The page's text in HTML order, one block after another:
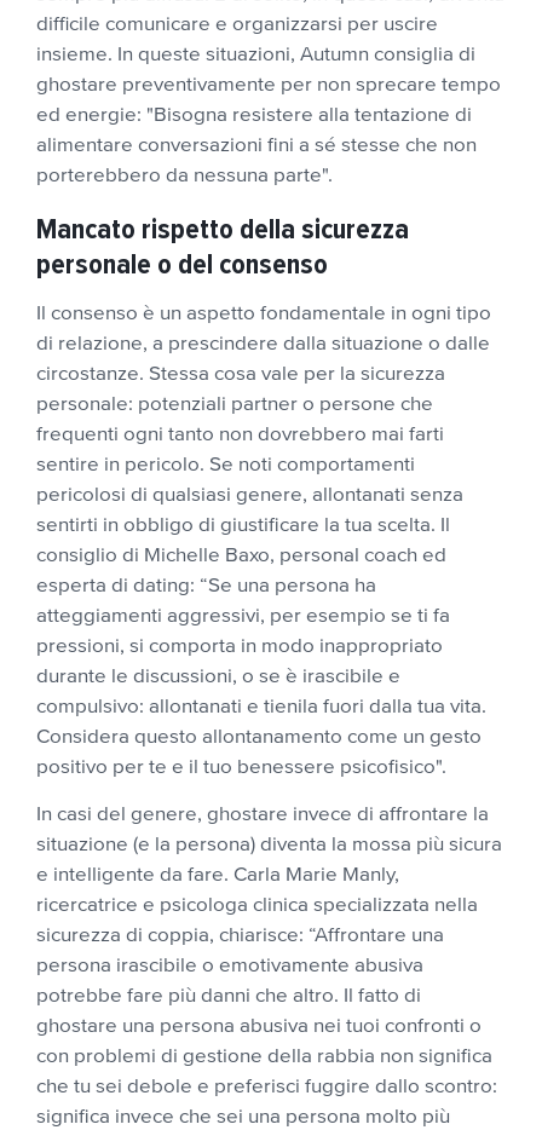
difficile comunicare e organizzarsi per uscire
insieme. In queste situazioni, Autumn consiglia di
ghostare preventivamente per non sprecare tempo
ed energie: "Bisogna resistere alla tentazione di
alimentare conversazioni fini a sé stesse che non
porterebbero da nessuna parte".
Mancato rispetto della sicurezza
personale o del consenso
Il consenso è un aspetto fondamentale in ogni tipo
di relazione, a prescindere dalla situazione o dalle
circostanze. Stessa cosa vale per la sicurezza
personale: potenziali partner o persone che
frequenti ogni tanto non dovrebbero mai farti
sentire in pericolo. Se noti comportamenti
pericolosi di qualsiasi genere, allontanati senza
sentirti in obbligo di giustificare la tua scelta. Il
consiglio di Michelle Baxo, personal coach ed
esperta di dating: “Se una persona ha
atteggiamenti aggressivi, per esempio se ti fa
pressioni, si comporta in modo inappropriato
durante le discussioni, o se è irascibile e
compulsivo: allontanati e tienila fuori dalla tua vita.
Considera questo allontanamento come un gesto
positivo per te e il tuo benessere psicofisico".
In casi del genere, ghostare invece di affrontare la
situazione (e la persona) diventa la mossa più sicura
e intelligente da fare. Carla Marie Manly,
ricercatrice e psicologa clinica specializzata nella
sicurezza di coppia, chiarisce: “Affrontare una
persona irascibile o emotivamente abusiva
potrebbe fare più danni che altro. Il fatto di
ghostare una persona abusiva nei tuoi confronti o
con problemi di gestione della rabbia non significa
che tu sei debole e preferisci fuggire dallo scontro:
significa invece che sei una persona molto più